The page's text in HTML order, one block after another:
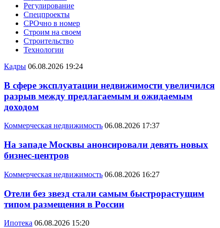
Регулирование
Спецпроекты
СРОчно в номер
Строим на своем
Строительство
Технологии
Кадры 06.08.2026 19:24
В сфере эксплуатации недвижимости увеличился
разрыв между предлагаемым и ожидаемым
доходом
Коммерческая недвижимость 06.08.2026 17:37
На западе Москвы анонсировали девять новых
бизнес-центров
Коммерческая недвижимость 06.08.2026 16:27
Отели без звезд стали самым быстрорастущим
типом размещения в России
Ипотека 06.08.2026 15:20